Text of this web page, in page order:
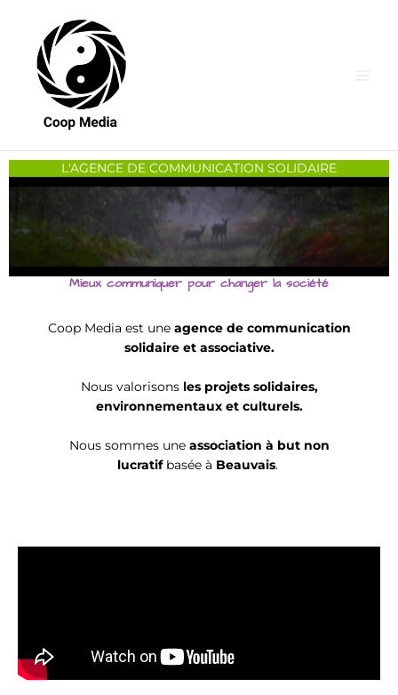
contenu
L'AGENCE DE COMMUNICATION SOLIDAIRE
Mieux communiquer pour changer la société
Coop Media est une agence de communication
solidaire et associative.
Nous valorisons les projets solidaires,
environnementaux et culturels.
Nous sommes une association à but non
lucratifbasée à Beauvais.